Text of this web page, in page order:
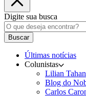
Digite sua busca
Buscar
Últimas notícias
Colunistas
Lilian Tahan
Blog do
Carlos